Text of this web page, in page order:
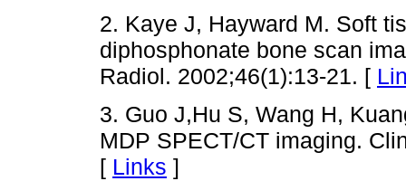
2. Kaye J, Hayward M. Soft
diphosphonate bone scan
Radiol. 2002;46(1):13-21. [
3. Guo J,Hu S, Wang H,
MDP SPECT/CT imaging.
[ Links ]